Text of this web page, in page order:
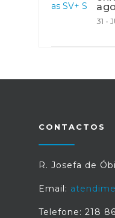
31 -
CONTACTOS
R. Josefa de
Email:
Telefone: 218